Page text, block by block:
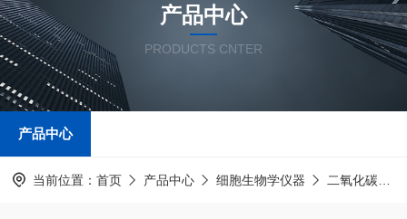
产品中心
PRODUCTS CNTER
产品中心
当前位置： 首页 产品中心 细胞生物学仪器 二氧化碳培养箱